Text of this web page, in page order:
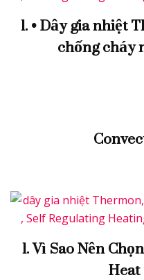
1. • Dây gia
chống cháy
1. Vì Sao Nên